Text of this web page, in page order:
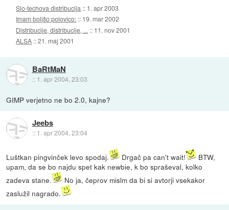
Slo-techova distribucija :: 1. apr 2003
Imam boljšo polovico: :: 19. mar 2002
Distribucije, distribucije, ... :: 11. nov 2001
ALSA ::21. maj 2001
BaRtMaN
:: 1. apr 2004, 23:03
GIMP verjetno ne bo 2.0, kajne?
Jeebs
:: 1. apr 2004, 23:04
Luštkan pingvinček levo spodaj. Drgač pa can't wait!
BTW,
upam, da se bo najdu spet kak newbie, k bo spraševal, kolko
zadeva stane.
No ja, čeprov mislm da bi si avtorji vsekakor
zaslužil nagrado.